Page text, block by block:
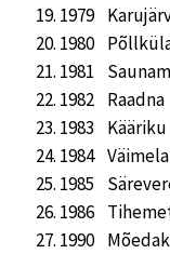
1979
1980
1981
1982
1983
1984
1985
1986
1990